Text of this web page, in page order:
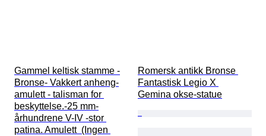
Gammel keltisk stamme -
Bronse- Vakkert anheng-
amulett - talisman for
beskyttelse.-25 mm-
århundrene V-IV -stor
patina. Amulett  (Ingen
Romersk antikk Bronse
Fantastisk Legio X
Gemina okse-statue